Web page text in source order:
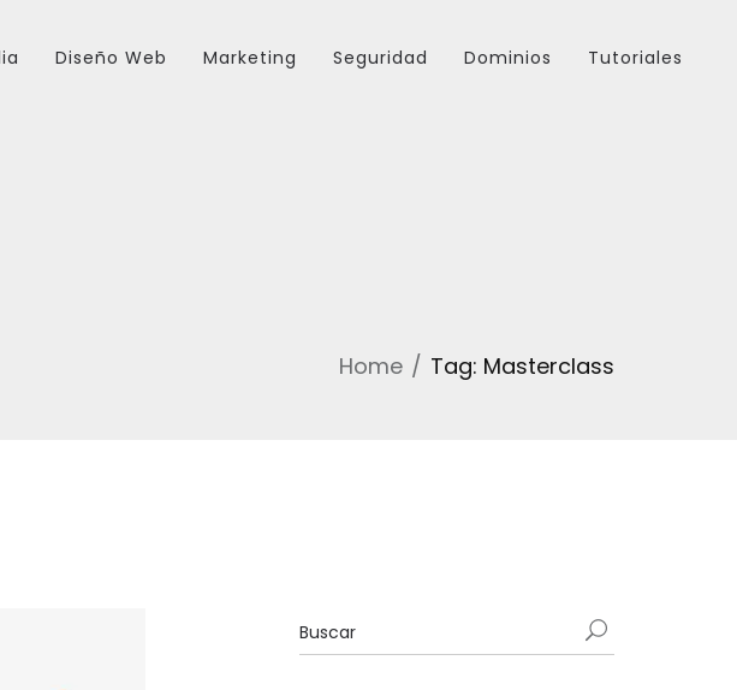
Diseño Web Marketing Seguridad Dominios Tutoriales
Home Tag: Masterclass